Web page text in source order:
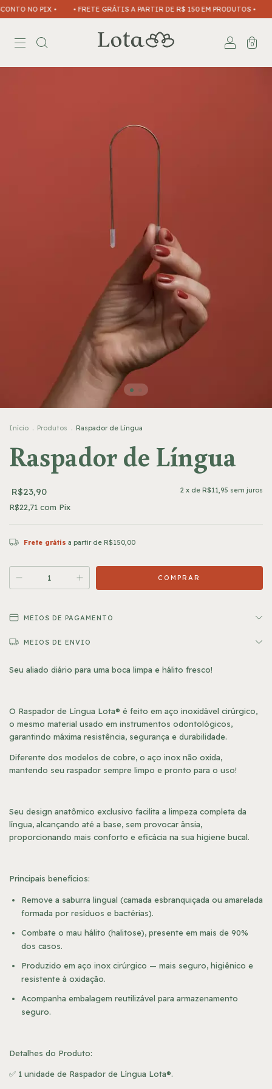
PIX • • FRETE GRÁTIS A PARTIR DE R$ 150 EM PRODUTOS • • PAGUE
0
Início . Produtos . Raspador de Língua
Raspador de Língua
R$23,90 2 x de R$11,95 sem juros
R$22,71 com Pix
Frete grátis a partir deR$150,00
MEIOS DE PAGAMENTO
MEIOS DE ENVIO
Seu aliado diário para uma boca limpa e hálito fresco!
O Raspador de Língua Lota® é feito em aço inoxidável cirúrgico,
o mesmo material usado em instrumentos odontológicos,
garantindo máxima resistência, segurança e durabilidade.
Diferente dos modelos de cobre, o aço inox não oxida,
mantendo seu raspador sempre limpo e pronto para o uso!
Seu design anatômico exclusivo facilita a limpeza completa da
língua, alcançando até a base, sem provocar ânsia,
proporcionando mais conforto e eficácia na sua higiene bucal.
Principais benefícios:
Remove a saburra lingual (camada esbranquiçada ou amarelada
formada por resíduos e bactérias).
Combate o mau hálito (halitose), presente em mais de 90%
dos casos.
Produzido em aço inox cirúrgico — mais seguro, higiênico e
resistente à oxidação.
Acompanha embalagem reutilizável para armazenamento
seguro.
Detalhes do Produto:
✅ 1 unidade de Raspador de Língua Lota®.